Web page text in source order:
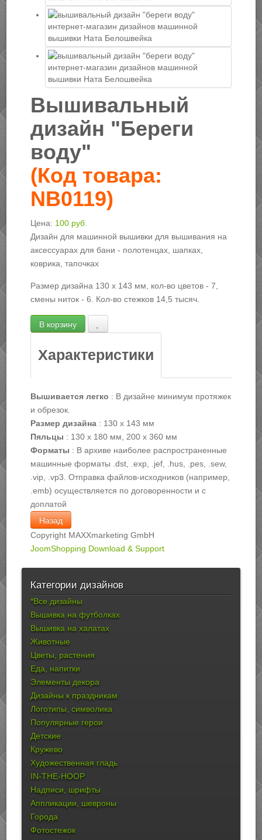
Вышивальный
дизайн "Береги
воду"
(Код товара:
NB0119)
Цена: 100 руб.
Дизайн для машинной вышивки для вышивания на
аксессуарах для бани - полотенцах, шапках,
коврика, тапочках
Размер дизайна 130 х 143 мм, кол-во цветов - 7,
смены ниток - 6. Кол-во стежков 14,5 тысяч.
Характеристики
Вышивается легко : В дизайне минимум протяжек
и обрезок.
Размер дизайна: 130 х 143 мм
Пяльцы : 130 х 180 мм, 200 х 360 мм
Форматы : В архиве наиболее распространенные
машинные форматы .dst, .exp, .jef, .hus, .pes, .sew,
.vip, .vp3. Отправка файлов-исходников (например,
.emb) осуществляется по договоренности и с
доплатой
Copyright MAXXmarketing GmbH
JoomShopping Download & Support
Категории дизайнов
*Все дизайны
Вышивка на футболках
Вышивка на халатах
Животные
Цветы, растения
Еда, напитки
Элементы декора
Дизайны к праздникам
Логотипы, символика
Популярные герои
Детские
Кружево
Художественная гладь
IN-THE-HOOP
Надписи, шрифты
Аппликации, шевроны
Города
Фотостежок